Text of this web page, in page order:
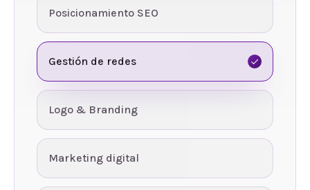
Posicionamiento SEO
Gestión de redes
Logo & Branding
Marketing digital